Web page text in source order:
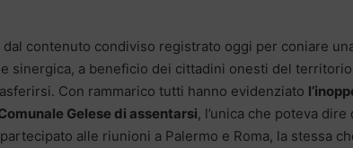
dal contenuto condiviso registrato oggi per coniare
sinergica, a beneficio dei cittadini onesti del
Con rammarico tutti hanno evidenziato
Gelese di assentarsi, l’unica che poteva
alle riunioni a Palermo e Roma, la stessa